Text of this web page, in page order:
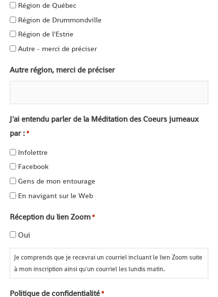
Région de Québec
Région de Drummondville
Région de l'Estrie
Autre - merci de préciser
Autre région, merci de préciser
J'ai entendu parler de la Méditation des Coeurs jumeaux
par :*
Infolettre
Facebook
Gens de mon entourage
En navigant sur le Web
Réception du lien Zoom*
Oui
Je comprends que je recevrai un courriel incluant le lien Zoom suite
à mon inscription ainsi qu'un courriel les lundis matin.
Politique de confidentialité*